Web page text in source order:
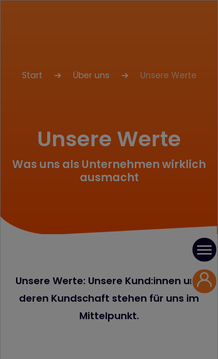
Start Über uns Unsere Werte
Unsere Werte
Was uns als Unternehmen wirklich
ausmacht
Unsere Werte: Unsere Kund:innen und
deren Kundschaft stehen für uns im
Mittelpunkt.